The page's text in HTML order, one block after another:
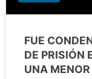
FUE
DE PRISIÓN
UNA MENOR